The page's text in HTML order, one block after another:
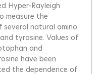
Hyper-Rayleigh
measure the
natural amino
tyrosine. Values of
and
have been
the dependence of